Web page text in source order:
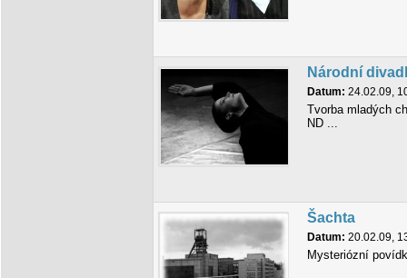
Národní
Datum: 24.02.09,
Tvorba mladých
ND ...
Šachta
Datum: 20.02.09,
Mysteriózní